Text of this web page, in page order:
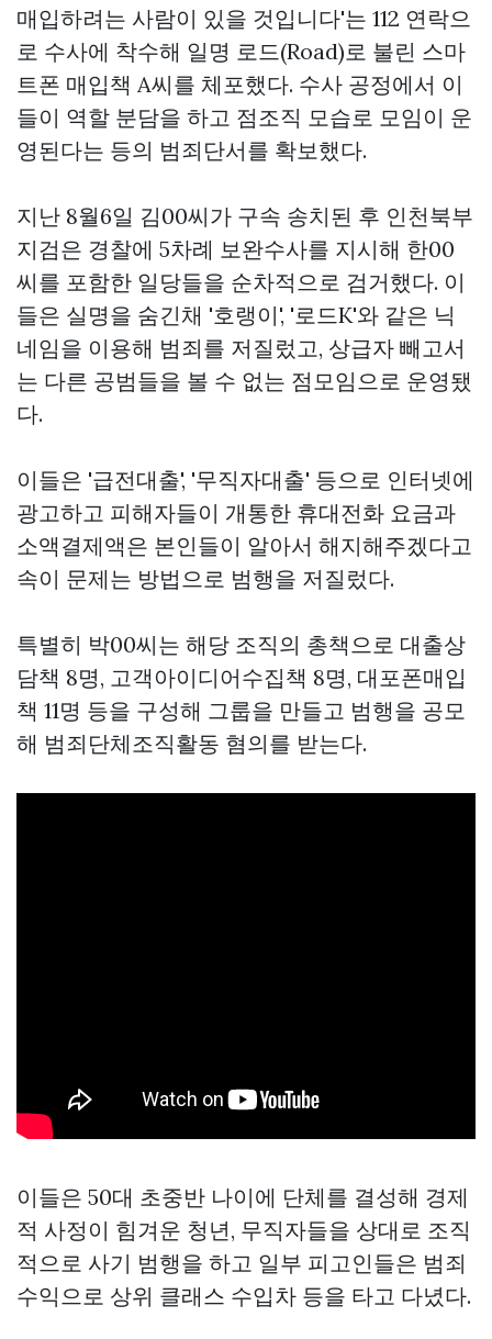
매입하려는 사람이 있을 것입니다'는 112 연락으
로 수사에 착수해 일명 로드(Road)로 불린 스마
트폰 매입책 A씨를 체포했다. 수사 공정에서 이
들이 역할 분담을 하고 점조직 모습로 모임이 운
영된다는 등의 범죄단서를 확보했다.
지난 8월6일 김00씨가 구속 송치된 후 인천북부
지검은 경찰에 5차례 보완수사를 지시해 한00
씨를 포함한 일당들을 순차적으로 검거했다. 이
들은 실명을 숨긴채 '호랭이', '로드K'와 같은 닉
네임을 이용해 범죄를 저질렀고, 상급자 빼고서
는 다른 공범들을 볼 수 없는 점모임으로 운영됐
다.
이들은 '급전대출', '무직자대출' 등으로 인터넷에
광고하고 피해자들이 개통한 휴대전화 요금과
소액결제액은 본인들이 알아서 해지해주겠다고
속이 문제는 방법으로 범행을 저질렀다.
특별히 박00씨는 해당 조직의 총책으로 대출상
담책 8명, 고객아이디어수집책 8명, 대포폰매입
책 11명 등을 구성해 그룹을 만들고 범행을 공모
해 범죄단체조직활동 혐의를 받는다.
이들은 50대 초중반 나이에 단체를 결성해 경제
적 사정이 힘겨운 청년, 무직자들을 상대로 조직
적으로 사기 범행을 하고 일부 피고인들은 범죄
수익으로 상위 클래스 수입차 등을 타고 다녔다.